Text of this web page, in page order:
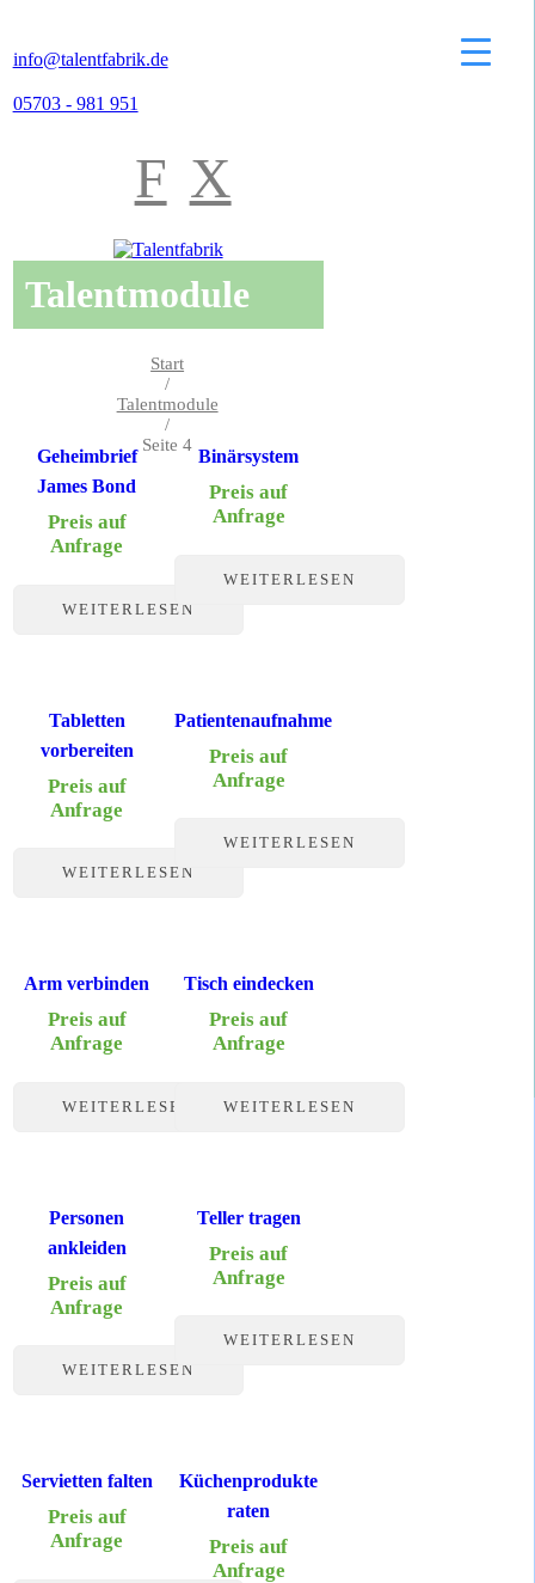
info@talentfabrik.de
05703 - 981 951
F X
Talentmodule
Start
/
Talentmodule
/
Seite 4
Geheimbrief
James Bond
Preis auf
Anfrage
WEITERLESEN
Binärsystem
Preis auf
Anfrage
WEITERLESEN
Tabletten
vorbereiten
Preis auf
Anfrage
WEITERLESEN
Patientenaufnahme
Preis auf
Anfrage
WEITERLESEN
Arm verbinden
Preis auf
Anfrage
WEITERLESEN
Tisch eindecken
Preis auf
Anfrage
WEITERLESEN
Personen
ankleiden
Preis auf
Anfrage
WEITERLESEN
Teller tragen
Preis auf
Anfrage
WEITERLESEN
Servietten falten
Preis auf
Anfrage
Küchenprodukte
raten
Preis auf
Anfrage